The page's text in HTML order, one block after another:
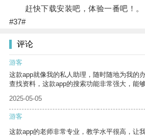
赶快下载安装吧，体验一番吧！。
#37#
评论
游客
这款app就像我的私人助理，随时随地为我的
查找资料，这款app的搜索功能非常强大，能
2025-05-05
游客
这款app的老师非常专业，教学水平很高，让